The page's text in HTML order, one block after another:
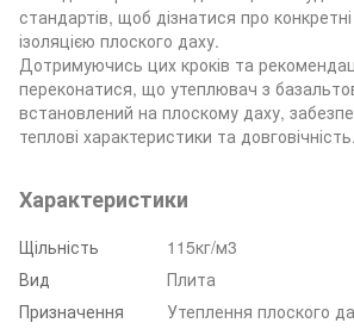
стандартів, щоб дізнатися про
ізоляцією плоского даху.
Дотримуючись цих кроків та
переконатися, що утеплювач з
встановлений на плоскому даху,
теплові характеристики та довговічність.
Характеристики
Щільність
115кг/м3
Вид
Плита
Призначення
Утеплення плоского